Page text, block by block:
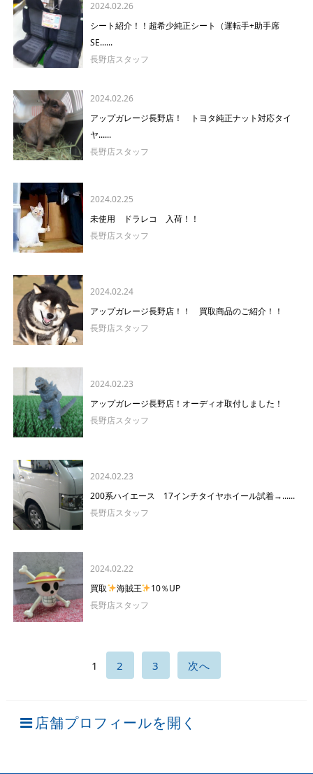
2024.02.26
シート紹介！！超希少純正シート（運転手+助手席
SE......
長野店スタッフ
2024.02.26
アップガレージ長野店！ トヨタ純正ナット対応タイ
ヤ......
長野店スタッフ
2024.02.25
未使用 ドラレコ 入荷！！
長野店スタッフ
2024.02.24
アップガレージ長野店！！ 買取商品のご紹介！！
長野店スタッフ
2024.02.23
アップガレージ長野店！オーディオ取付しました！
長野店スタッフ
2024.02.23
200系ハイエース 17インチタイヤホイール試着→......
長野店スタッフ
2024.02.22
買取
海賊王
10％UP
長野店スタッフ
1 2 3 次へ
店舗プロフィールを開く